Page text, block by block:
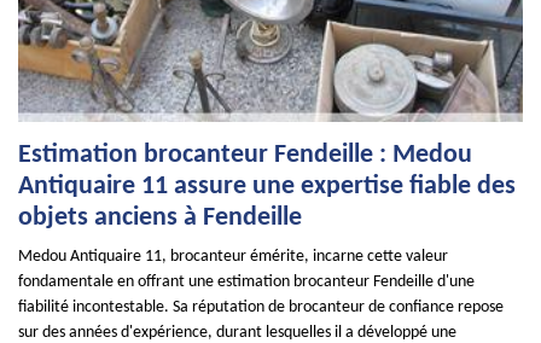
Estimation brocanteur Fendeille : Medou
Antiquaire 11 assure une expertise fiable des
objets anciens à Fendeille
Medou Antiquaire 11, brocanteur émérite, incarne cette valeur
fondamentale en offrant une estimation brocanteur Fendeille d'une
fiabilité incontestable. Sa réputation de brocanteur de confiance repose
sur des années d'expérience, durant lesquelles il a développé une